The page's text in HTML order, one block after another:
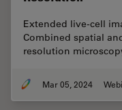
Extended live-cell
Combined spatial
resolution
Mar 05, 2024